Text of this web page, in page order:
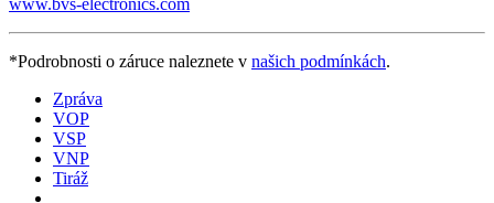
www.bvs-electronics.com
*Podrobnosti o záruce naleznete v našich podmínkách.
Zpráva
VOP
VSP
VNP
Tiráž